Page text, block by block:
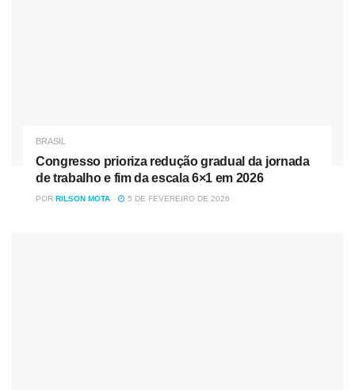
BRASIL
Congresso prioriza redução gradual da jornada
de trabalho e fim da escala 6×1 em 2026
POR RILSON MOTA 5 DE FEVEREIRO DE 2026